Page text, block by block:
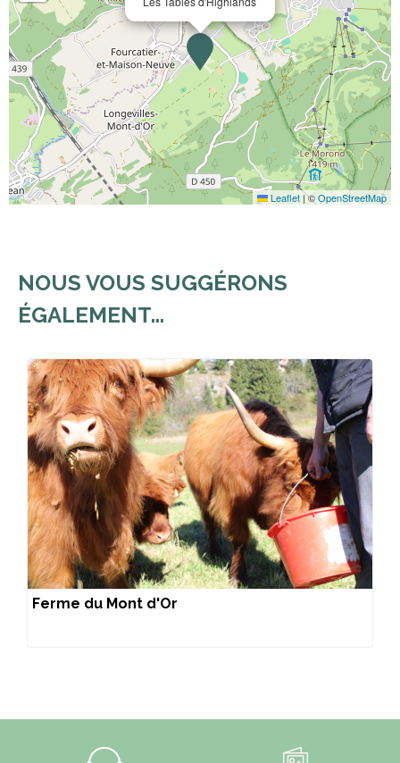
Leaflet |©OpenStreetMap
NOUS VOUS SUGGÉRONS
ÉGALEMENT...
Ferme du Mont d'Or